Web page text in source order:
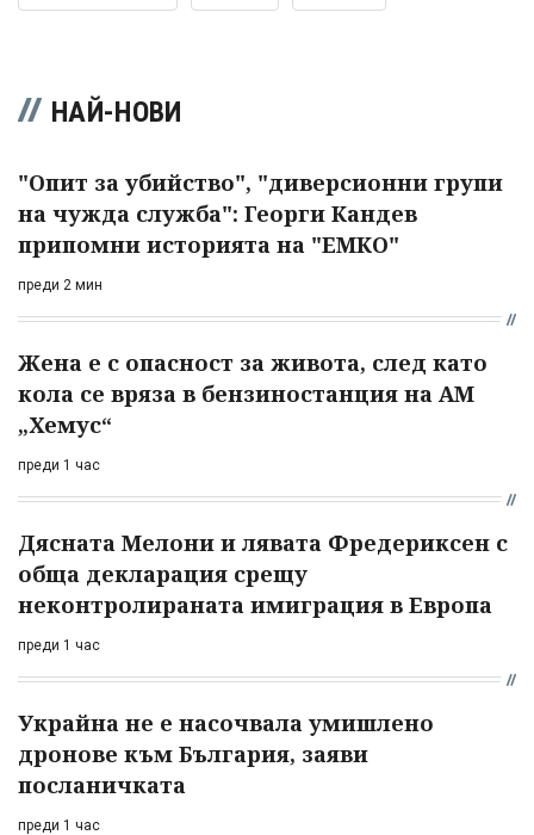
НАЙ-НОВИ
"Опит за убийство", "диверсионни групи
на чужда служба": Георги Кандев
припомни историята на "ЕМКО"
преди 2 мин
Жена е с опасност за живота, след като
кола се вряза в бензиностанция на АМ
„Хемус“
преди 1 час
Дясната Мелони и лявата Фредериксен с
обща декларация срещу
неконтролираната имиграция в Европа
преди 1 час
Украйна не е насочвала умишлено
дронове към България, заяви
посланичката
преди 1 час